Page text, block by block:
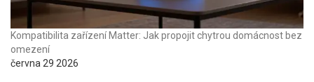
Kompatibilita zařízení Matter: Jak propojit chytrou domácnost bez
omezení
června 29 2026